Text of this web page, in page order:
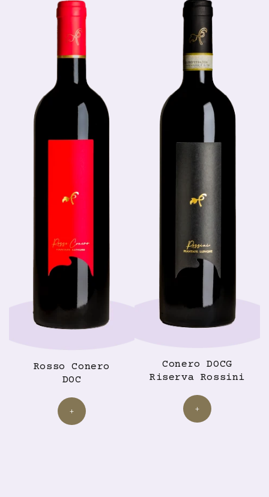
Rosso Conero
DOC
+
Conero DOCG
Riserva Rossini
+